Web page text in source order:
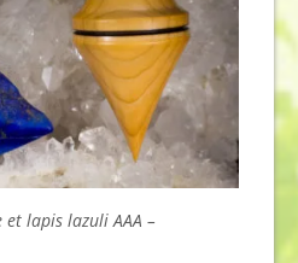
et lapis lazuli AAA –